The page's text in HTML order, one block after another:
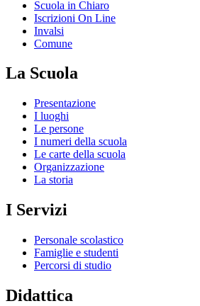
Scuola in Chiaro
Iscrizioni On Line
Invalsi
Comune
La Scuola
Presentazione
I luoghi
Le persone
I numeri della scuola
Le carte della scuola
Organizzazione
La storia
I Servizi
Personale scolastico
Famiglie e studenti
Percorsi di studio
Didattica